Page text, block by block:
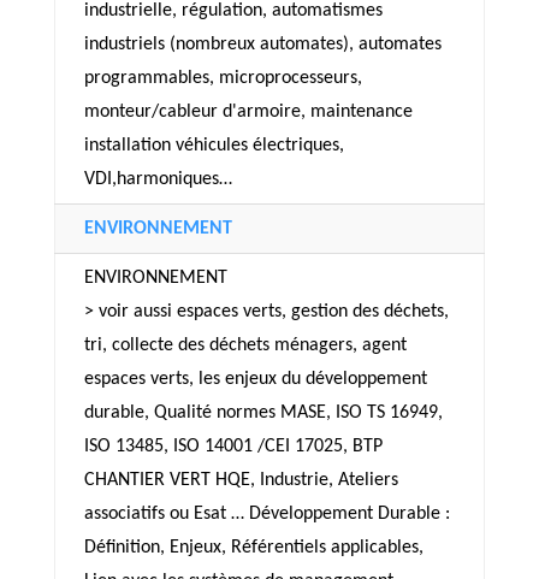
industrielle, régulation, automatismes
industriels (nombreux automates), automates
programmables, microprocesseurs,
monteur/cableur d'armoire, maintenance
installation véhicules électriques,
VDI,harmoniques…
ENVIRONNEMENT
ENVIRONNEMENT
> voir aussi espaces verts, gestion des déchets,
tri, collecte des déchets ménagers, agent
espaces verts, les enjeux du développement
durable, Qualité normes MASE, ISO TS 16949,
ISO 13485, ISO 14001 /CEI 17025, BTP
CHANTIER VERT HQE, Industrie, Ateliers
associatifs ou Esat … Développement Durable :
Définition, Enjeux, Référentiels applicables,